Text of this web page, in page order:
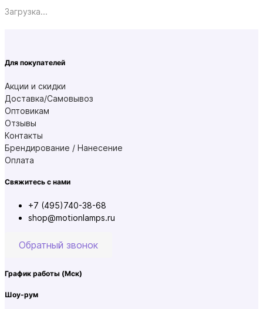
Загрузка...
Для покупателей
Акции и скидки
Доставка/Самовывоз
Оптовикам
Отзывы
Контакты
Брендирование / Нанесение
Оплата
Свяжитесь с нами
+7 (495)740-38-68
shop@motionlamps.ru
Обратный звонок
График работы (Мск)
Шоу-рум